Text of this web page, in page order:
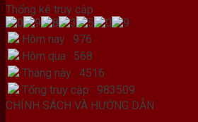
Thống kê truy cập
Hôm nay : 976
Hôm qua : 568
Tháng này : 4516
Tổng truy cập : 983509
CHÍNH SÁCH VÀ HƯỚNG DẪN